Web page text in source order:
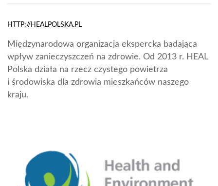
HTTP://HEALPOLSKA.PL
Międzynarodowa organizacja ekspercka badająca
wpływ zanieczyszczeń na zdrowie. Od 2013 r. HEAL
Polska działa na rzecz czystego powietrza
i środowiska dla zdrowia mieszkańców naszego
kraju.